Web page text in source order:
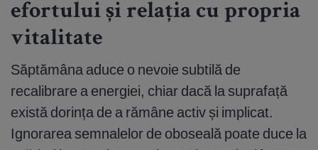
efortului și relația cu propria
vitalitate
Săptămâna aduce o nevoie subtilă de
recalibrare a energiei, chiar dacă la suprafață
există dorința de a rămâne activ și implicat.
Ignorarea semnalelor de oboseală poate duce la